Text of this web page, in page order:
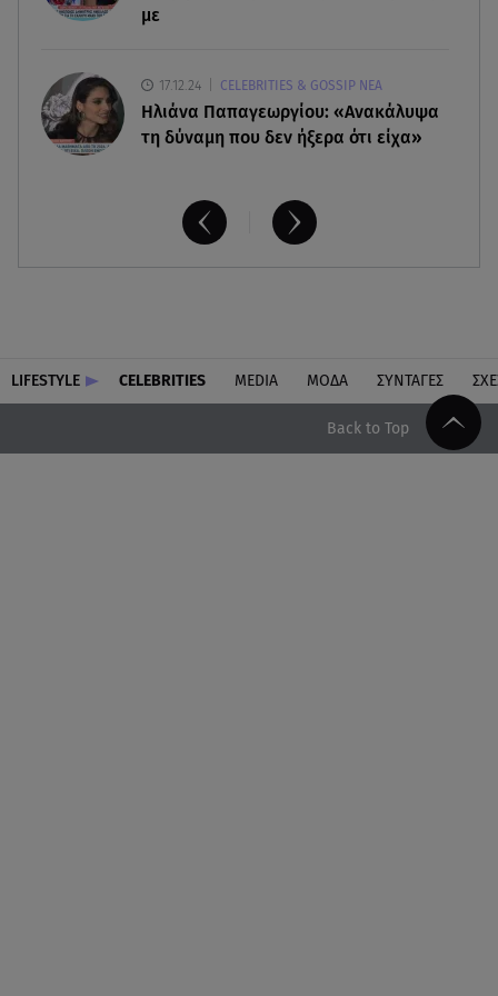
με
17.12.24 CELEBRITIES & GOSSIP ΝΕΑ
Ηλιάνα Παπαγεωργίου: «Ανακάλυψα
τη δύναμη που δεν ήξερα ότι είχα»
LIFESTYLE CELEBRITIES MEDIA ΜΟΔΑ ΣΥΝΤΑΓΕΣ
Back to Top